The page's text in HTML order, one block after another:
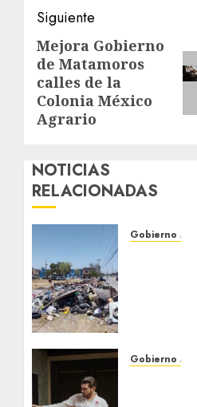
Siguiente
Siguiente
entrada:
Mejora Gobierno
de Matamoros
calles de la
Colonia México
Agrario
NOTICIAS
RELACIONADAS
Gobierno
limpieza
Gobierno